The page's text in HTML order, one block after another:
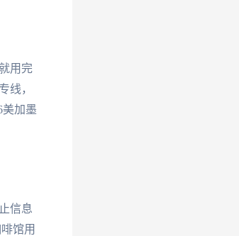
用完
线，
加墨
信息
馆用